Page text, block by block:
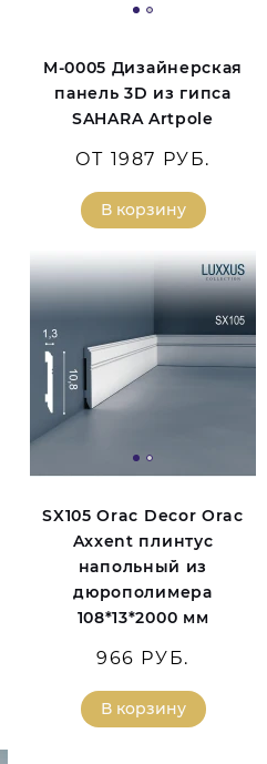
M-0005 Дизайнерская
панель 3D из гипса
SAHARA Artpole
ОТ 1987 РУБ.
В корзину
SX105 Orac Decor Orac
Axxent плинтус
напольный из
дюрополимера
108*13*2000 мм
966 РУБ.
В корзину